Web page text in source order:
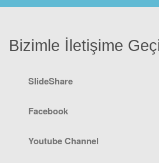
Bizimle İletişime
SlideShare
Facebook
Youtube Channel